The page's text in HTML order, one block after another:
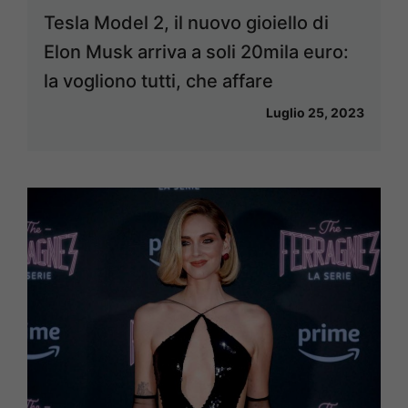
Tesla Model 2, il nuovo gioiello di
Elon Musk arriva a soli 20mila euro:
la vogliono tutti, che affare
Luglio 25, 2023